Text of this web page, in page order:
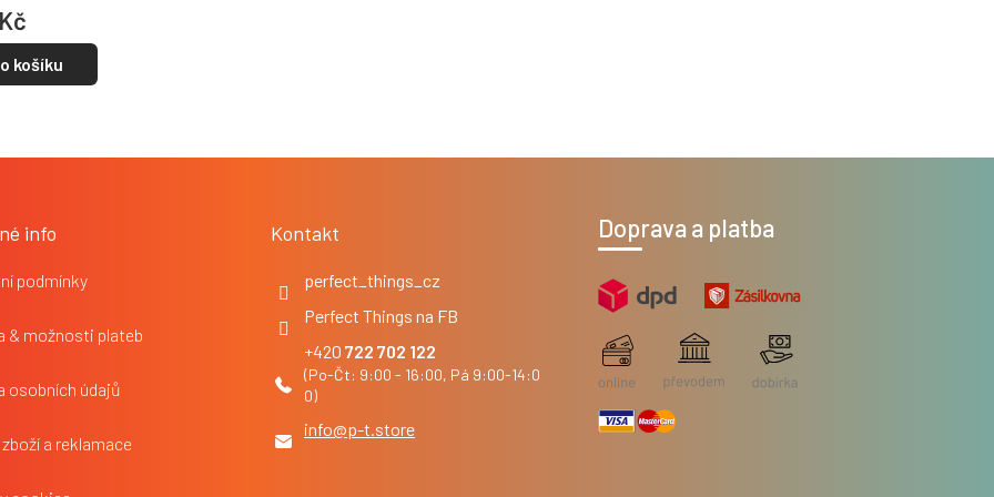
košíku
info
podmínky
& možnosti plateb
osobních údajů
a reklamace
Kontakt
info@p-t.store
722 702 122
Perfect Things na FB
perfect_things_cz
Doprava a platba